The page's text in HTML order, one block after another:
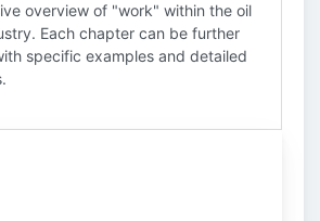
overview of "work" within the oil
Each chapter can be further
specific examples and detailed